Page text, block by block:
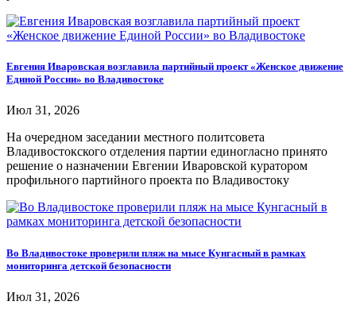
Евгения Иваровская возглавила партийный проект «Женское движение
Единой России» во Владивостоке
Июл 31, 2026
На очередном заседании местного политсовета
Владивостокского отделения партии единогласно принято
решение о назначении Евгении Иваровской куратором
профильного партийного проекта по Владивостоку
Во Владивостоке проверили пляж на мысе Кунгасный в рамках
мониторинга детской безопасности
Июл 31, 2026